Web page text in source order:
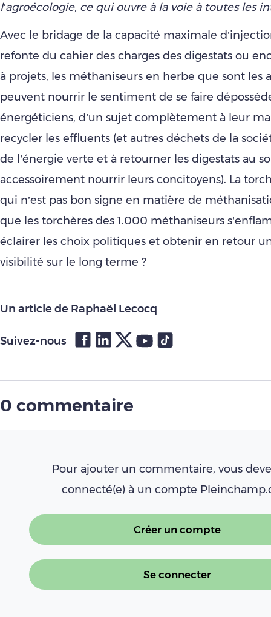
l’agroécologie, ce qui ouvre à la voie à toutes les
Avec le bridage de la capacité maximale
refonte du cahier des charges des digestats ou
à projets, les méthaniseurs en herbe que sont les
peuvent nourrir le sentiment de se faire
énergéticiens, d’un sujet complètement à leur
recycler les effluents (et autres déchets de la
de l’énergie verte et à retourner les digestats au
accessoirement nourrir leurs concitoyens). La
qui n’est pas bon signe en matière de
que les torchères des 1.000 méthaniseurs
éclairer les choix politiques et obtenir en retour
visibilité sur le long terme ?
Un article de Raphaël Lecocq
Suivez-nous
0 commentaire
Pour ajouter un commentaire, vous
connecté(e) à un compte
Créer un compte
Se connecter